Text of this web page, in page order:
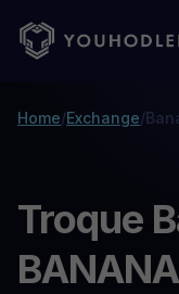
Home/Exchange/
Troque